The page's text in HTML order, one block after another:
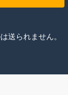
送られません。